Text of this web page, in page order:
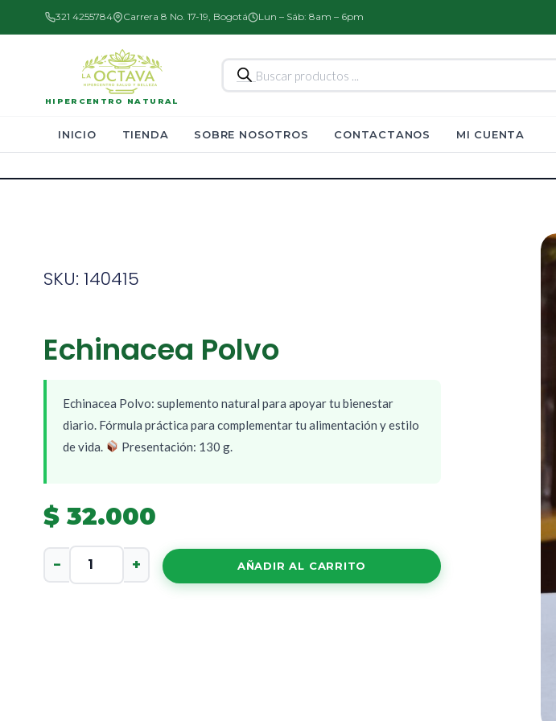
321 4255784 Carrera 8 No. 17-19, Bogotá Lun – Sáb: 8am – 6pm
HIPERCENTRO NATURAL
Búsqueda
de
productos
INICIO TIENDA SOBRE NOSOTROS CONTACTANOS MI CUENTA
SKU: 140415
Echinacea Polvo
Echinacea Polvo: suplemento natural para apoyar tu bienestar
diario. Fórmula práctica para complementar tu alimentación y estilo
de vida.
Presentación: 130 g.
$32.000
Echinacea
Polvo
cantidad
− + AÑADIR AL CARRITO